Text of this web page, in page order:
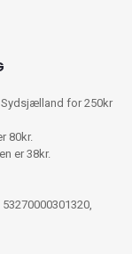
for 250kr
80kr.
er 38kr.